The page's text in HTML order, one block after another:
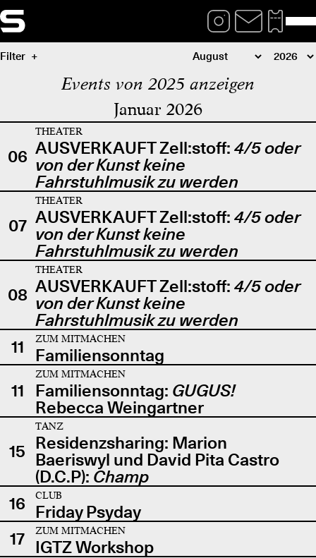
Filter
Events von 2025 anzeigen
Januar 2026
06
THEATER
AUSVERKAUFT Zell:stoff: 4/5 oder
von der Kunst keine
Fahrstuhlmusik zu werden
07
THEATER
AUSVERKAUFT Zell:stoff: 4/5 oder
von der Kunst keine
Fahrstuhlmusik zu werden
08
THEATER
AUSVERKAUFT Zell:stoff: 4/5 oder
von der Kunst keine
Fahrstuhlmusik zu werden
11
ZUM MITMACHEN
Familiensonntag
11
ZUM MITMACHEN
Familiensonntag: GUGUS!
Rebecca Weingartner
15
TANZ
Residenzsharing: Marion
Baeriswyl und David Pita Castro
(D.C.P): Champ
16
CLUB
Friday Psyday
17
ZUM MITMACHEN
IGTZ Workshop